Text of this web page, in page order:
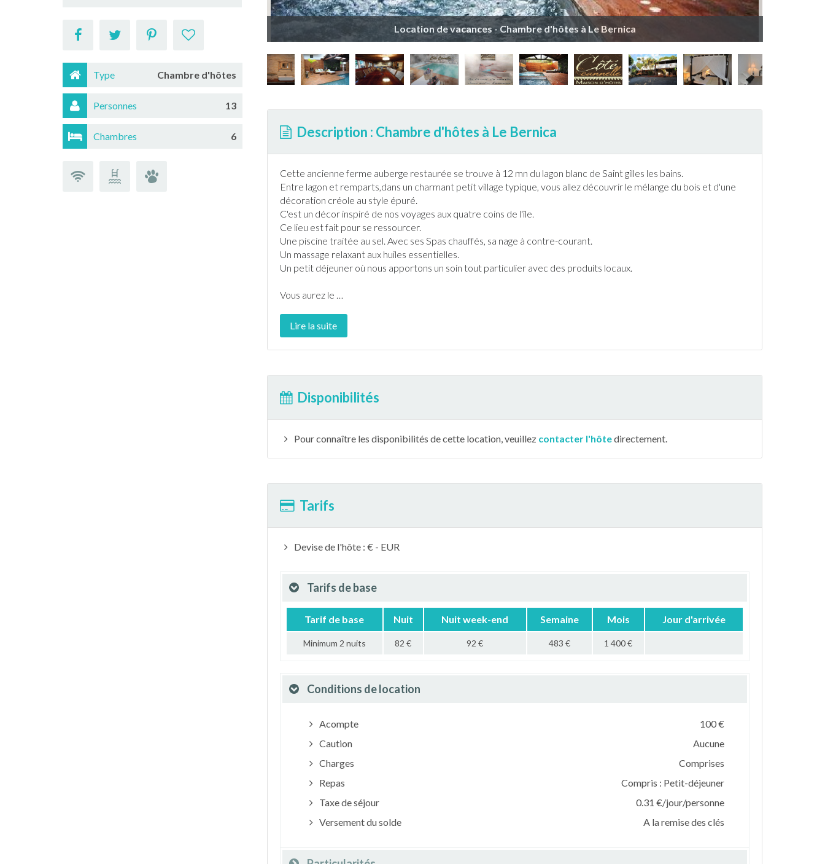
Type Chambre d'hôtes
Personnes 13
Chambres 6
Location de vacances - Chambre d'hôtes à Le Bernica
Description : Chambre d'hôtes à Le Bernica
Cette ancienne ferme auberge restaurée se trouve à 12 mn du lagon blanc de Saint gilles les bains.
Entre lagon et remparts,dans un charmant petit village typique, vous allez découvrir le mélange du bois et d'une
décoration créole au style épuré.
C'est un décor inspiré de nos voyages aux quatre coins de l'île.
Ce lieu est fait pour se ressourcer.
Une piscine traitée au sel. Avec ses Spas chauffés, sa nage à contre-courant.
Un massage relaxant aux huiles essentielles.
Un petit déjeuner où nous apportons un soin tout particulier avec des produits locaux.
Vous aurez le …
Lire la suite
Disponibilités
Pour connaître les disponibilités de cette location, veuillez contacter l'hôtedirectement.
Tarifs
Devise de l'hôte : € - EUR
Tarifs de base
Tarif de base Nuit Nuit week-end Semaine Mois Jour d'arrivée
Minimum 2 nuits 82 € 92 € 483 € 1 400 €
Conditions de location
Acompte
100 €
Caution
Aucune
Charges
Comprises
Repas
Compris : Petit-déjeuner
Taxe de séjour
0.31 €/jour/personne
Versement du solde
A la remise des clés